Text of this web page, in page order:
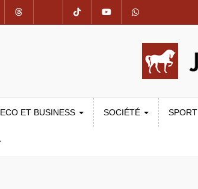
ECO ET BUSINESS SOCIÉTÉ SPORT